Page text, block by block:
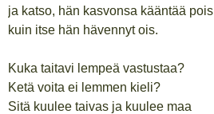
ja katso, hän kasvonsa kääntää pois
kuin itse hän hävennyt ois.
Kuka taitavi lempeä vastustaa?
Ketä voita ei lemmen kieli?
Sitä kuulee taivas ja kuulee maa